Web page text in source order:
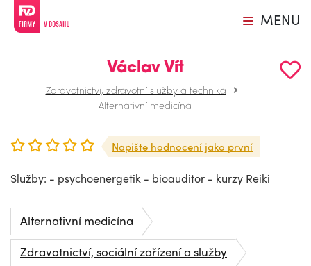
MENU
Václav Vít
Zdravotnictví, zdravotní služby a technika
Alternativní medicína
Napište hodnocení jako první
Služby: - psychoenergetik - bioauditor - kurzy Reiki
Alternativní medicína
Zdravotnictví, sociální zařízení a služby